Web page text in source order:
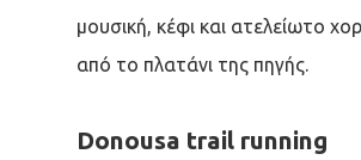
μουσική, κέφι και ατελείωτο
από το πλατάνι της πηγής.
Donousa trail running